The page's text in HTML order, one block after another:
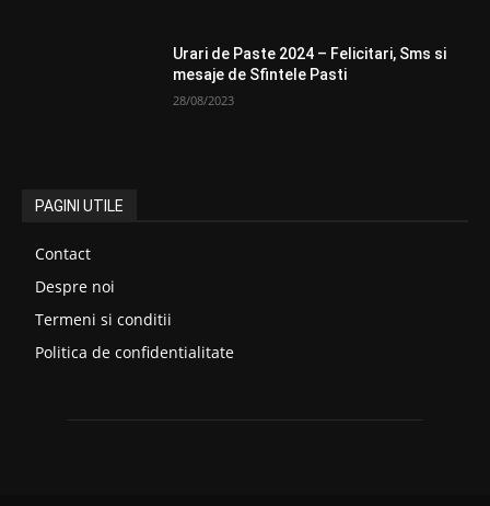
Urari de Paste 2024 – Felicitari, Sms si
mesaje de Sfintele Pasti
28/08/2023
PAGINI UTILE
Contact
Despre noi
Termeni si conditii
Politica de confidentialitate